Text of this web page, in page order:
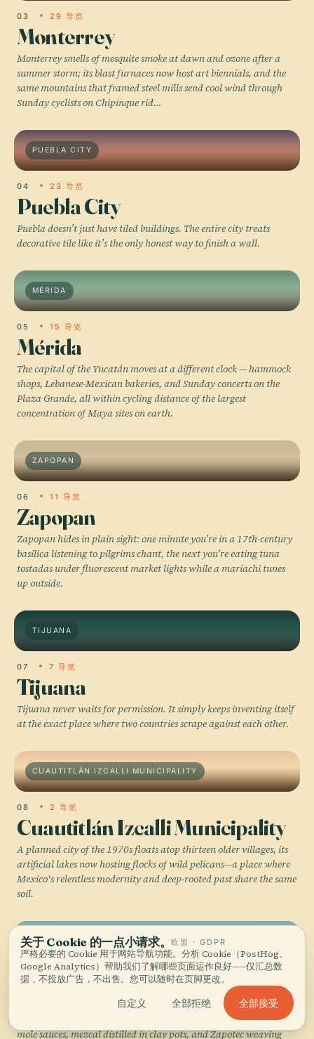
03 29 导览
Monterrey
Monterrey smells of mesquite smoke at dawn and ozone after a
summer storm; its blast furnaces now host art biennials, and the
same mountains that framed steel mills send cool wind through
Sunday cyclists on Chipinque rid…
PUEBLA CITY
04 23 导览
Puebla City
Puebla doesn’t just have tiled buildings. The entire city treats
decorative tile like it’s the only honest way to finish a wall.
MÉRIDA
05 15 导览
Mérida
The capital of the Yucatán moves at a different clock — hammock
shops, Lebanese-Mexican bakeries, and Sunday concerts on the
Plaza Grande, all within cycling distance of the largest
concentration of Maya sites on earth.
ZAPOPAN
06 11 导览
Zapopan
Zapopan hides in plain sight: one minute you’re in a 17th-century
basilica listening to pilgrims chant, the next you’re eating tuna
tostadas under fluorescent market lights while a mariachi tunes
up outside.
TIJUANA
07 7 导览
Tijuana
Tijuana never waits for permission. It simply keeps inventing itself
at the exact place where two countries scrape against each other.
CUAUTITLÁN IZCALLI MUNICIPALITY
08 2 导览
Cuautitlán Izcalli Municipality
A planned city of the 1970s floats atop thirteen older villages, its
artificial lakes now hosting flocks of wild pelicans—a place where
Mexico's relentless modernity and deep-rooted past share the same
soil.
OAXACA
09
A colonial grid of jade-green stone buildings where seven distinct
mole sauces, mezcal distilled in clay pots, and Zapotec weaving
关于 Cookie 的一点小请求。欧盟 · GDPR
严格必要的 Cookie 用于网站导航功能。分析 Cookie（PostHog、
Google Analytics）帮助我们了解哪些页面运作良好——仅汇总数
据，不投放广告，不出售。您可以随时在页脚更改。
自定义 全部拒绝 全部接受